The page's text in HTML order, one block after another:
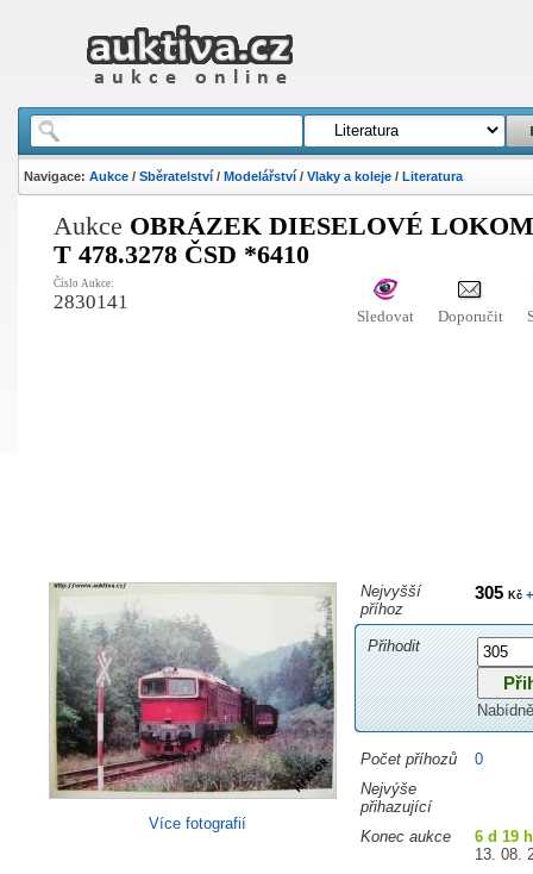
Navigace: Aukce/ Sběratelství/ Modelářství/ Vlaky a koleje/ Literatura
Aukce OBRÁZEK DIESELOVÉ
T 478.3278 ČSD *6410
Číslo Aukce:
2830141
Sledovat Doporučit
Více fotografií
Nejvyšší
příhoz
305 Kč+
Přihodit
Počet příhozů
0
Nejvýše
přihazující
Konec aukce
6 d 19
13. 08.